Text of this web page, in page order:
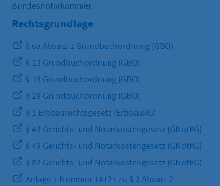
Bundesnotarkammer.
Rechtsgrundlage
§ 6a Absatz 1 Grundbuchordnung (GBO)
§ 13 Grundbuchordnung (GBO)
§ 19 Grundbuchordnung (GBO)
§ 29 Grundbuchordnung (GBO)
§ 1 Erbbaurechtsgesetz (ErbbauRG)
§ 43 Gerichts- und Notarkostengesetz (GNotKG)
§ 49 Gerichts- und Notarkostengesetz (GNotKG)
§ 52 Gerichts- und Notarkostengesetz (GNotKG)
Anlage 1 Nummer 14121 zu § 3 Absatz 2